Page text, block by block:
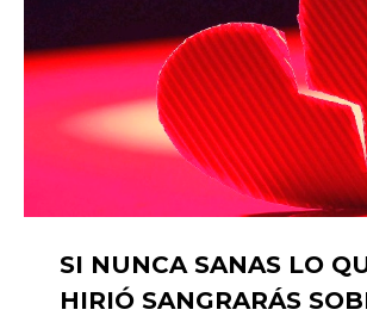
SI NUNCA SANAS LO
HIRIÓ SANGRARÁS